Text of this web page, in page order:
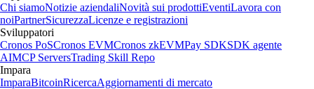
Chi siamoNotizie aziendaliNovità sui prodottiEventiLavora con
noiPartnerSicurezzaLicenze e registrazioni
Sviluppatori
Cronos PoSCronos EVMCronos zkEVMPay SDKSDK agente
AIMCP ServersTrading Skill Repo
Impara
ImparaBitcoinRicercaAggiornamenti di mercato